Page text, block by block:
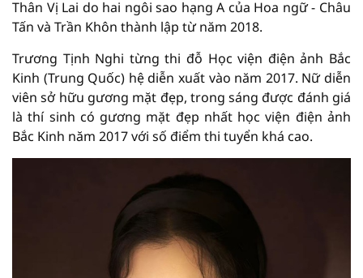
Thân Vị Lai do hai ngôi sao hạng A của Hoa ngữ - Châu
Tấn và Trần Khôn thành lập từ năm 2018.
Trương Tịnh Nghi từng thi đỗ Học viện điện ảnh Bắc
Kinh (Trung Quốc) hệ diễn xuất vào năm 2017. Nữ diễn
viên sở hữu gương mặt đẹp, trong sáng được đánh giá
là thí sinh có gương mặt đẹp nhất học viện điện ảnh
Bắc Kinh năm 2017 với số điểm thi tuyển khá cao.